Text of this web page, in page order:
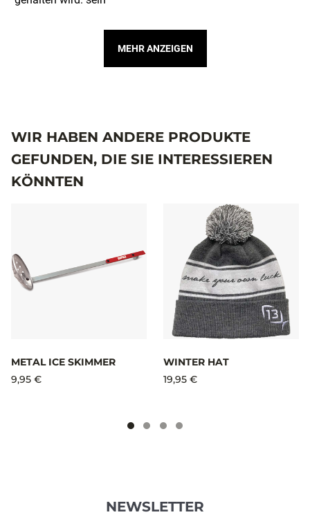
MEHR ANZEIGEN
WIR HABEN ANDERE PRODUKTE
GEFUNDEN, DIE SIE INTERESSIEREN
KÖNNTEN
METAL ICE SKIMMER
9,95 €
WINTER HAT
19,95 €
NEWSLETTER